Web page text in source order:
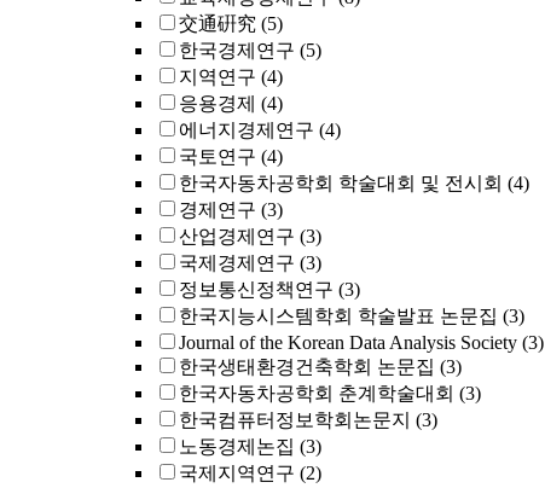
交通硏究 (5)
한국경제연구 (5)
지역연구 (4)
응용경제 (4)
에너지경제연구 (4)
국토연구 (4)
한국자동차공학회 학술대회 및 전시회 (4)
경제연구 (3)
산업경제연구 (3)
국제경제연구 (3)
정보통신정책연구 (3)
한국지능시스템학회 학술발표 논문집 (3)
Journal of the Korean Data Analysis Society (3)
한국생태환경건축학회 논문집 (3)
한국자동차공학회 춘계학술대회 (3)
한국컴퓨터정보학회논문지 (3)
노동경제논집 (3)
국제지역연구 (2)